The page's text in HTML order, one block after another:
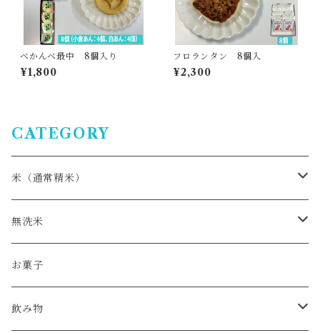
べかんべ最中 8個入り
¥1,800
フロランタン 8個入
¥2,300
CATEGORY
米（通常精米）
おぼろづき
ゆめぴりか
ふっくりんこ
無洗米
ゆめぴりか
ななつぼし
お菓子
飲み物